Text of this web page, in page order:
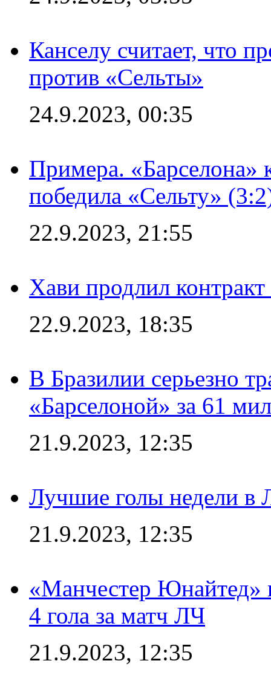
Канселу считает, что
против «Сельты»
24.9.2023, 00:35
Примера. «Барселона»
победила «Сельту»
22.9.2023, 21:55
Хави продлил
22.9.2023, 18:35
В Бразилии серьезно
«Барселоной» за 61
21.9.2023, 12:35
Лучшие голы недели в
21.9.2023, 12:35
«Манчестер Юнайтед»
4 гола за матч ЛЧ
21.9.2023, 12:35